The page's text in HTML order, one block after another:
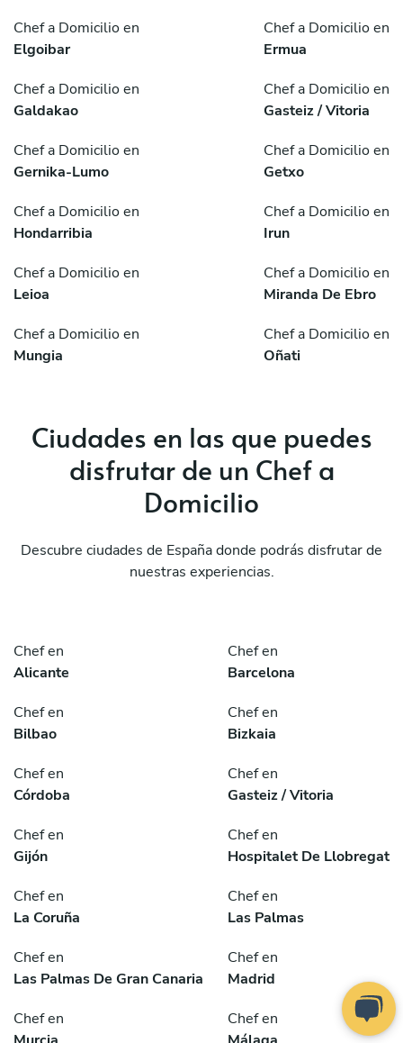
Chef a Domicilio en
Elgoibar
Chef a Domicilio en
Ermua
Chef a Domicilio en
Galdakao
Chef a Domicilio en
Gasteiz / Vitoria
Chef a Domicilio en
Gernika-Lumo
Chef a Domicilio en
Getxo
Chef a Domicilio en
Hondarribia
Chef a Domicilio en
Irun
Chef a Domicilio en
Leioa
Chef a Domicilio en
Miranda De Ebro
Chef a Domicilio en
Mungia
Chef a Domicilio en
Oñati
Ciudades en las que puedes
disfrutar de un Chef a
Domicilio
Descubre ciudades de España donde podrás disfrutar de
nuestras experiencias.
Chef en
Alicante
Chef en
Barcelona
Chef en
Bilbao
Chef en
Bizkaia
Chef en
Córdoba
Chef en
Gasteiz / Vitoria
Chef en
Gijón
Chef en
Hospitalet De Llobregat
Chef en
La Coruña
Chef en
Las Palmas
Chef en
Las Palmas De Gran Canaria
Chef en
Madrid
Chef en
Chef en